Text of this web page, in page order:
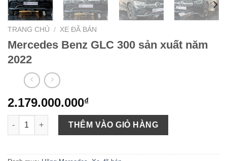
TRANG CHỦ / XE ĐÃ BÁN
Mercedes Benz GLC 300 sản xuất năm
2022
2.179.000.000₫
Mercedes Benz GLC 300 sản xuất năm 2022 số lượng
THÊM VÀO GIỎ HÀNG